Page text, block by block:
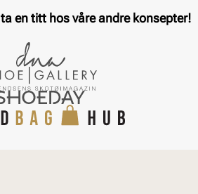
en titt hos våre andre konsepter!